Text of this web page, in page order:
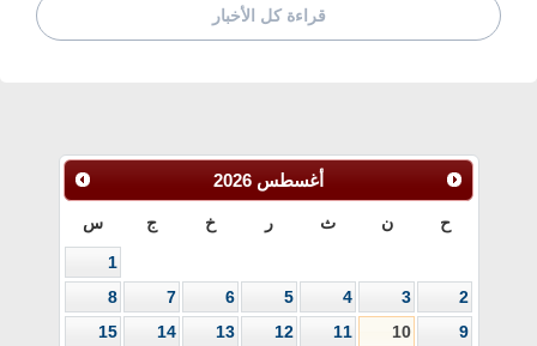
قراءة كل الأخبار
أغسطس 2026
ح ن ث ر خ ج س
1
2
3
4
5
6
7
8
9
10
11
12
13
14
15